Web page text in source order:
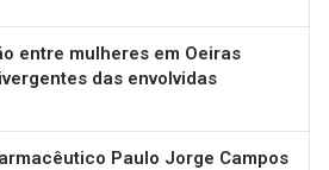
entre mulheres em Oeiras
das envolvidas
Paulo Jorge Campos